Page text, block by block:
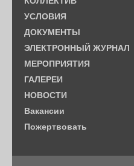
УСЛОВИЯ
ДОКУМЕНТЫ
ЭЛЕКТРОННЫЙ ЖУРНАЛ
МЕРОПРИЯТИЯ
ГАЛЕРЕИ
НОВОСТИ
Вакансии
Пожертвовать